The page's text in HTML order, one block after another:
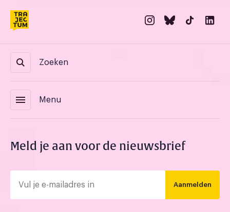
Zoeken
menu Menu
Meld je aan voor de nieuwsbrief
Aanmelden